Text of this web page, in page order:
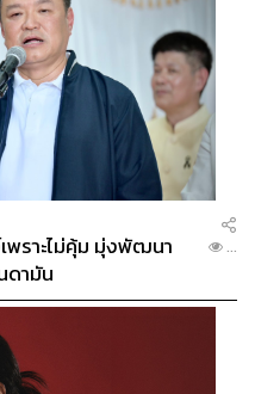
พราะไม่คุ้ม มุ่งพัฒนา
ดามัน
...